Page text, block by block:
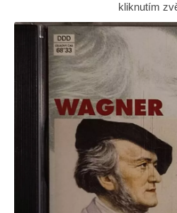
kliknutím